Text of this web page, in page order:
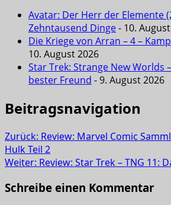
Avatar: Der Herr der Elemente
Zehntausend Dinge- 10.
Die Kriege von Arran – 4 –
10. August 2026
Star Trek: Strange New Worlds
bester Freund - 9. August 2026
Beitragsnavigation
Zurück: Review: Marvel Comic
Hulk Teil 2
Weiter: Review: Star Trek – TNG 11:
Schreibe einen Kommentar